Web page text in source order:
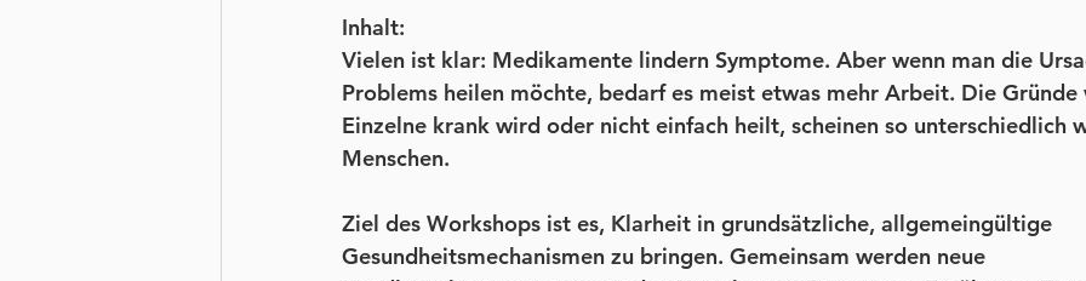
Inhalt:
Vielen ist klar: Medikamente lindern Symptome. Aber wenn man die
Problems heilen möchte, bedarf es meist etwas mehr Arbeit. Die Gründe
Einzelne krank wird oder nicht einfach heilt, scheinen so unterschiedlich
Menschen.
Ziel des Workshops ist es, Klarheit in grundsätzliche, allgemeingültige
Gesundheitsmechanismen zu bringen. Gemeinsam werden neue